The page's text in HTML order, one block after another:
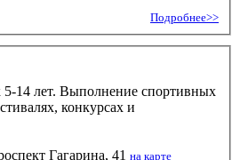
Подробнее>>
5-14 лет. Выполнение спортивных
конкурсах и
Гагарина, 41 на карте